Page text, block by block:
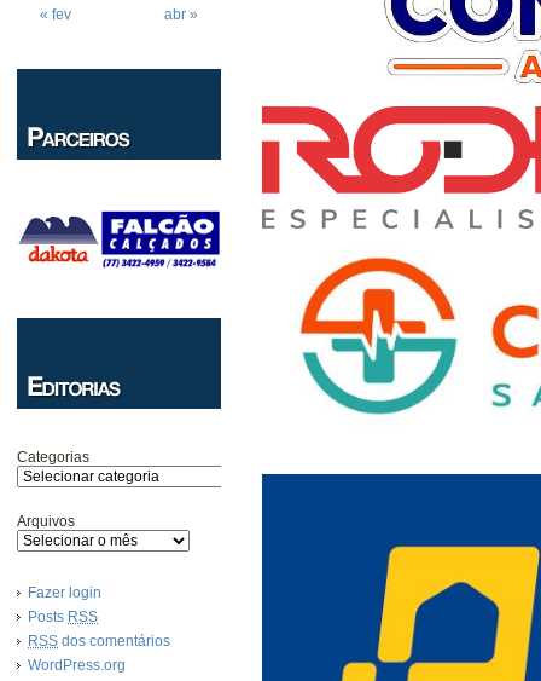
« fev abr »
Categorias
Arquivos
Fazer login
Posts RSS
RSS dos comentários
WordPress.org